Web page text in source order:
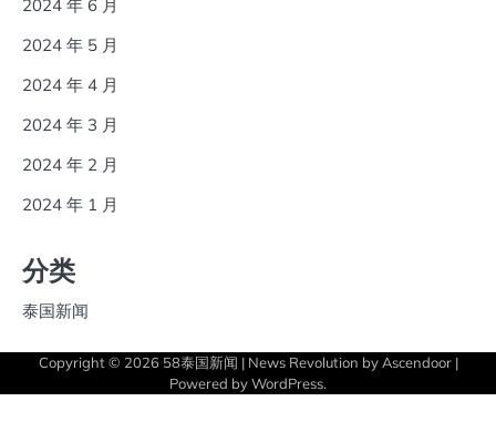
2024 年 6 月
2024 年 5 月
2024 年 4 月
2024 年 3 月
2024 年 2 月
2024 年 1 月
分类
泰国新闻
Copyright © 2026 58泰国新闻 | News Revolution byAscendoor|
Powered byWordPress.